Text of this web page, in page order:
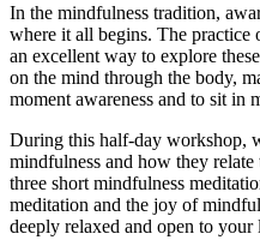
In the mindfulness tradition,
where it all begins. The practice
an excellent way to explore
on the mind through the body,
moment awareness and to sit in
During this half-day workshop,
mindfulness and how they
three short mindfulness
meditation and the joy of
deeply relaxed and open to your